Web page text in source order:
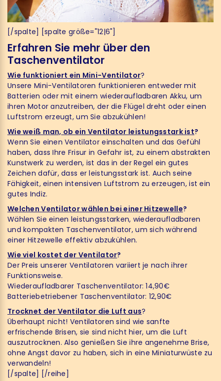
[/spalte] [spalte größe="12|6"]
Erfahren Sie mehr über den
Taschenventilator
Wie funktioniert ein Mini-Ventilator?
Unsere Mini-Ventilatoren funktionieren entweder mit
Batterien oder mit einem wiederaufladbaren Akku, um
ihren Motor anzutreiben, der die Flügel dreht oder einen
Luftstrom erzeugt, um Sie abzukühlen!
Wie weiß man, ob ein Ventilator leistungsstark ist?
Wenn Sie einen Ventilator einschalten und das Gefühl
haben, dass Ihre Frisur in Gefahr ist, zu einem abstrakten
Kunstwerk zu werden, ist das in der Regel ein gutes
Zeichen dafür, dass er leistungsstark ist. Auch seine
Fähigkeit, einen intensiven Luftstrom zu erzeugen, ist ein
gutes Indiz.
Welchen Ventilator wählen bei einer Hitzewelle?
Wählen Sie einen leistungsstarken, wiederaufladbaren
und kompakten Taschenventilator, um sich während
einer Hitzewelle effektiv abzukühlen.
Wie viel kostet der Ventilator?
Der Preis unserer Ventilatoren variiert je nach ihrer
Funktionsweise.
Wiederaufladbarer Taschenventilator: 14,90€
Batteriebetriebener Taschenventilator: 12,90€
Trocknet der Ventilator die Luft aus?
Überhaupt nicht! Ventilatoren sind wie sanfte
erfrischende Brisen, sie sind nicht hier, um die Luft
auszutrocknen. Also genießen Sie ihre angenehme Brise,
ohne Angst davor zu haben, sich in eine Miniaturwüste zu
verwandeln!
[/spalte] [/reihe]